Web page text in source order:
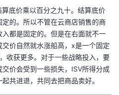
底价乘以百分之九十。结算底价
的。所以不管在云商店销售的商
都是固定的。但是在右面就不一
价自然就水涨船高，x是一个固定
收获更多。对于一些战略投入，要
价会受到一些损失，ISV所得分成
共进退，共同去把商品卖好。